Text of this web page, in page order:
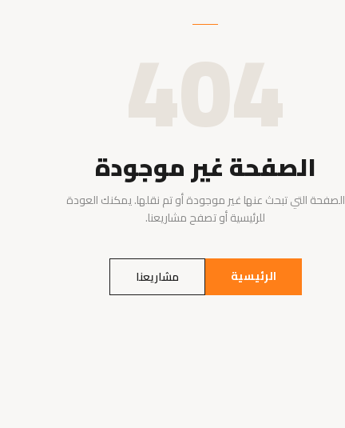
404
الصفحة غير موجودة
الصفحة التي تبحث عنها غير موجودة أو تم نقلها. يمكنك العودة
للرئيسية أو تصفح مشاريعنا.
الرئيسية مشاريعنا